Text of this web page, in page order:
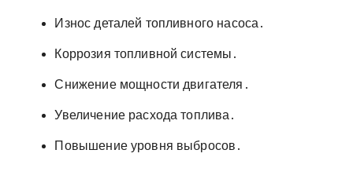
Износ деталей топливного насоса․
Коррозия топливной системы․
Снижение мощности двигателя․
Увеличение расхода топлива․
Повышение уровня выбросов․